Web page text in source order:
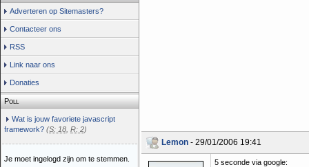
Adverteren op Sitemasters?
Contacteer ons
RSS
Link naar ons
Donaties
Poll
Wat is jouw favoriete javascript
framework? (S: 18 R: 2)
Je moet ingelogd zijn om te stemmen.
Lemon - 29/01/2006 19:41
5 seconde via google: